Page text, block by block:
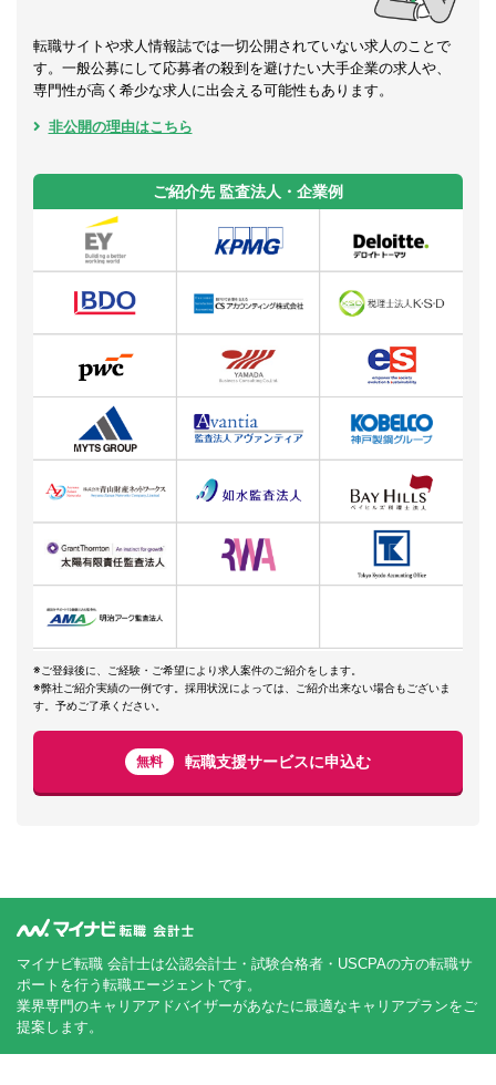
転職サイトや求人情報誌では一切公開されていない求人のことで
す。一般公募にして応募者の殺到を避けたい大手企業の求人や、
専門性が高く希少な求人に出会える可能性もあります。
非公開の理由はこちら
ご紹介先 監査法人・企業例
※ご登録後に、ご経験・ご希望により求人案件のご紹介をします。
※弊社ご紹介実績の一例です。採用状況によっては、ご紹介出来ない場合もございま
す。予めご了承ください。
無料 転職支援サービスに申込む
マイナビ転職 会計士は公認会計士・試験合格者・USCPAの方の転職サ
ポートを行う転職エージェントです。
業界専門のキャリアアドバイザーがあなたに最適なキャリアプランをご
提案します。